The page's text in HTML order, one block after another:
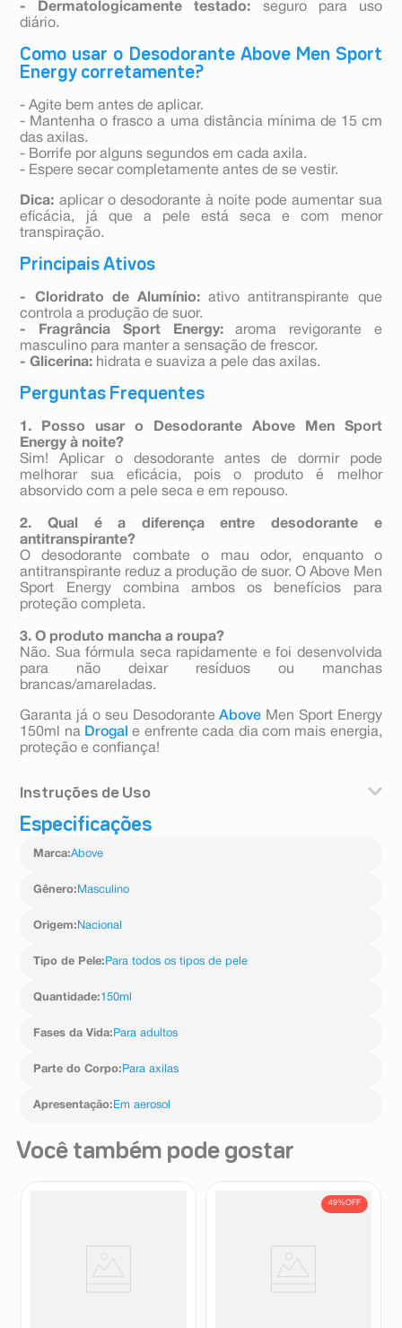
- Dermatologicamente testado: seguro para uso
diário.
Como usar o Desodorante Above Men Sport
Energy corretamente?
- Agite bem antes de aplicar.
- Mantenha o frasco a uma distância mínima de 15 cm
das axilas.
- Borrife por alguns segundos em cada axila.
- Espere secar completamente antes de se vestir.
Dica: aplicar o desodorante à noite pode aumentar sua
eficácia, já que a pele está seca e com menor
transpiração.
Principais Ativos
- Cloridrato de Alumínio:ativo antitranspirante que
controla a produção de suor.
- Fragrância Sport Energy:aroma revigorante e
masculino para manter a sensação de frescor.
- Glicerina: hidrata e suaviza a pele das axilas.
Perguntas Frequentes
1. Posso usar o Desodorante Above Men Sport
Energy à noite?
Sim! Aplicar o desodorante antes de dormir pode
melhorar sua eficácia, pois o produto é melhor
absorvido com a pele seca e em repouso.
2. Qual é a diferença entre desodorante e
antitranspirante?
O desodorante combate o mau odor, enquanto o
antitranspirante reduz a produção de suor. O Above Men
Sport Energy combina ambos os benefícios para
proteção completa.
3. O produto mancha a roupa?
Não. Sua fórmula seca rapidamente e foi desenvolvida
para não deixar resíduos ou manchas
brancas/amareladas.
Garanta já o seu DesodoranteAbove Men Sport Energy
150ml na Drogal e enfrente cada dia com mais energia,
proteção e confiança!
Instruções de Uso
- Agite bem antes de aplicar.
das axilas.
- Espere secar completamente antes de se vestir.
Especificações
Marca:Above
Gênero: Masculino
Origem: Nacional
Tipo de Pele: Para todos os tipos de pele
Quantidade:150ml
Fases da Vida: Para adultos
Parte do Corpo: Para axilas
Apresentação: Em aerosol
Você também pode gostar
49%OFF